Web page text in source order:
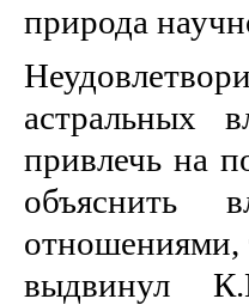
природа
астральных
привлечь на
объяснить
отношениями,
выдвинул